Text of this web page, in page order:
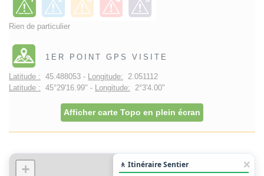
Rien de particulier
1ER POINT GPS VISITE
Latitude : 45.488053 - Longitude: 2.051112
Latitude : 45°29'16.99" - Longitude: 2°3'4.00"
Afficher carte Topo en plein écran
+
🚶 Itinéraire Sentier